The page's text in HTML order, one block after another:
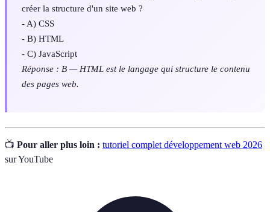
créer la structure d'un site web ?
- A) CSS
- B) HTML
- C) JavaScript
Réponse : B — HTML est le langage qui structure le contenu
des pages web.
📺 Pour aller plus loin : tutoriel complet développement web 2026
sur YouTube